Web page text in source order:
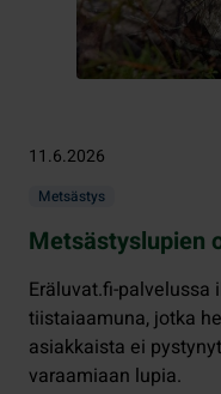
11.6.2026
Metsästys
Metsästyslupien
Eräluvat.fi-
tiistaiaamuna, jotka
asiakkaista ei
varaamiaan lupia.